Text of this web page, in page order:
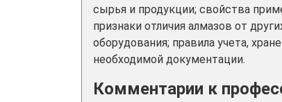
сырья и продукции; свойства
признаки отличия алмазов от
оборудования; правила учета,
необходимой документации.
Комментарии к